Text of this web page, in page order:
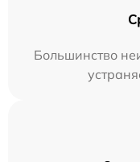
Большинство